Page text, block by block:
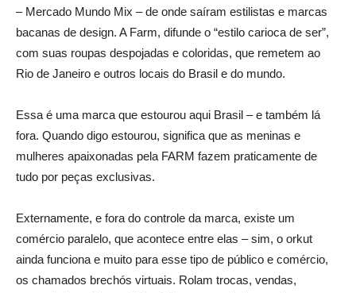
– Mercado Mundo Mix – de onde saíram estilistas e marcas
bacanas de design. A Farm, difunde o “estilo carioca de ser”,
com suas roupas despojadas e coloridas, que remetem ao
Rio de Janeiro e outros locais do Brasil e do mundo.
Essa é uma marca que estourou aqui Brasil – e também lá
fora. Quando digo estourou, significa que as meninas e
mulheres apaixonadas pela FARM fazem praticamente de
tudo por peças exclusivas.
Externamente, e fora do controle da marca, existe um
comércio paralelo, que acontece entre elas – sim, o orkut
ainda funciona e muito para esse tipo de público e comércio,
os chamados brechós virtuais. Rolam trocas, vendas,